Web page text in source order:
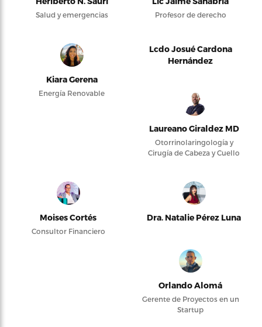
Salud y emergencias Profesor de derecho
Kiara Gerena
Energía Renovable
Lcdo Josué Cardona
Hernández
Laureano Giraldez MD
Otorrinolaringología y
Cirugía de Cabeza y Cuello
Moises Cortés
Consultor Financiero
Dra. Natalie Pérez Luna
Orlando Alomá
Gerente de Proyectos en un
Startup